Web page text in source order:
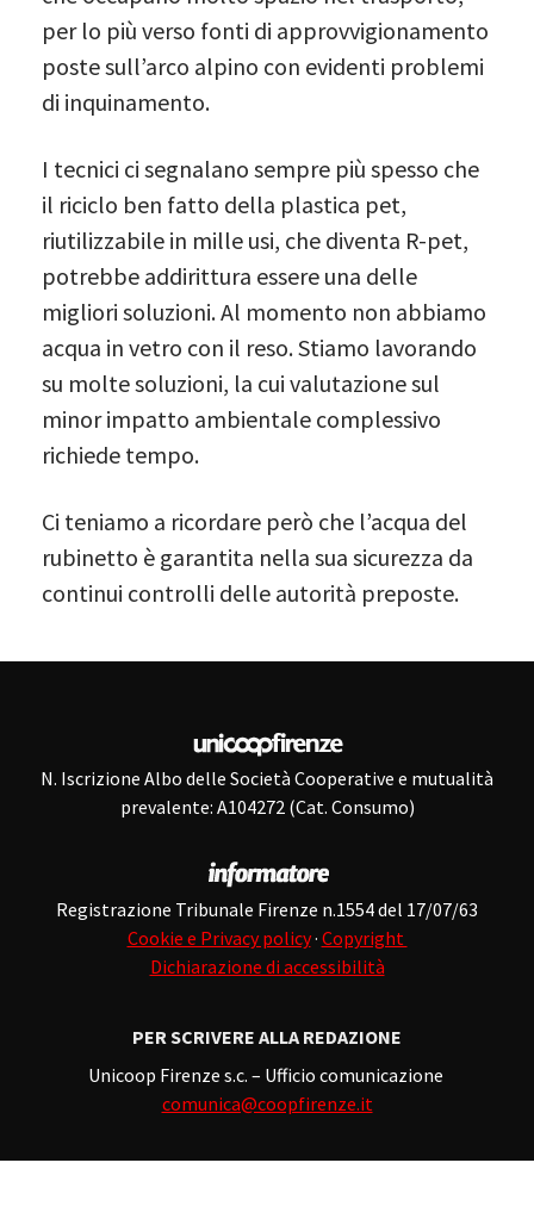
per lo più verso fonti di approvvigionamento
poste sull’arco alpino con evidenti problemi
di inquinamento.
I tecnici ci segnalano sempre più spesso che
il riciclo ben fatto della plastica pet,
riutilizzabile in mille usi, che diventa R-pet,
potrebbe addirittura essere una delle
migliori soluzioni. Al momento non abbiamo
acqua in vetro con il reso. Stiamo lavorando
su molte soluzioni, la cui valutazione sul
minor impatto ambientale complessivo
richiede tempo.
Ci teniamo a ricordare però che l’acqua del
rubinetto è garantita nella sua sicurezza da
continui controlli delle autorità preposte.
N. Iscrizione Albo delle Società Cooperative e mutualità
prevalente: A104272 (Cat. Consumo)
Registrazione Tribunale Firenze n.1554 del 17/07/63
Cookie e Privacy policy· Copyright
Dichiarazione di accessibilità
PER SCRIVERE ALLA REDAZIONE
Unicoop Firenze s.c. – Ufficio comunicazione
comunica@coopfirenze.it